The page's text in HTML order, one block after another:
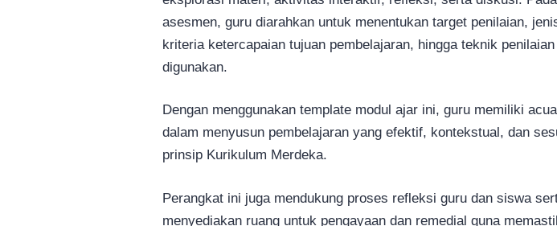
asesmen, guru diarahkan untuk menentukan target penilaian,
kriteria ketercapaian tujuan pembelajaran, hingga teknik
digunakan.
Dengan menggunakan template modul ajar ini, guru memiliki
dalam menyusun pembelajaran yang efektif, kontekstual, dan
prinsip Kurikulum Merdeka.
Perangkat ini juga mendukung proses refleksi guru dan siswa
menyediakan ruang untuk pengayaan dan remedial guna